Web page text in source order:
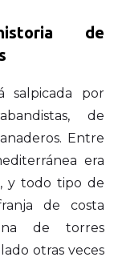
de
salpicada por
de
Entre
era
y todo tipo de
de costa
de torres
otras veces